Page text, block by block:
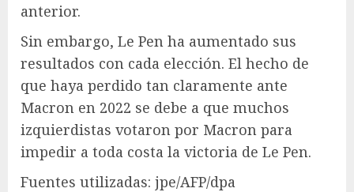
anterior.
Sin embargo, Le Pen ha aumentado sus
resultados con cada elección. El hecho de
que haya perdido tan claramente ante
Macron en 2022 se debe a que muchos
izquierdistas votaron por Macron para
impedir a toda costa la victoria de Le Pen.
Fuentes utilizadas: jpe/AFP/dpa